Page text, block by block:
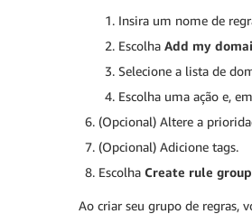
Insira um nome de
Escolha Add my
Selecione a lista de
Escolha uma ação e,
(Opcional) Altere a
(Opcional) Adicione tags.
Escolha Create rule group
Ao criar seu grupo de regras,